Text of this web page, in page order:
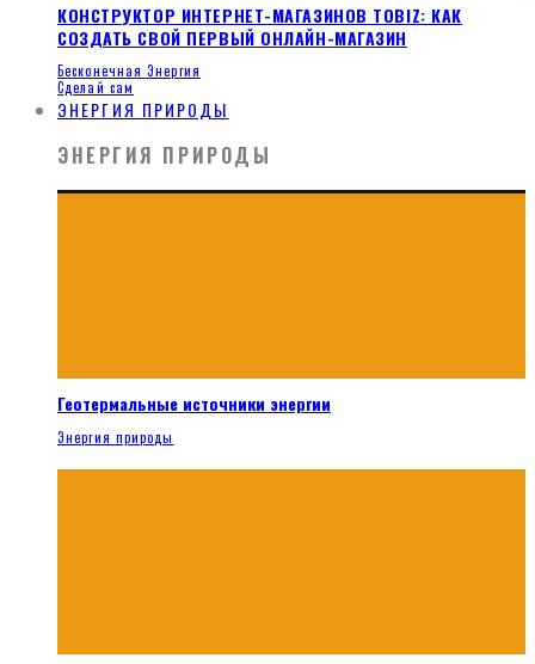
КОНСТРУКТОР ИНТЕРНЕТ-МАГАЗИНОВ TOBIZ: КАК
СОЗДАТЬ СВОЙ ПЕРВЫЙ ОНЛАЙН-МАГАЗИН
Бесконечная Энергия
Сделай сам
ЭНЕРГИЯ ПРИРОДЫ
ЭНЕРГИЯ ПРИРОДЫ
Геотермальные источники энергии
Энергия природы